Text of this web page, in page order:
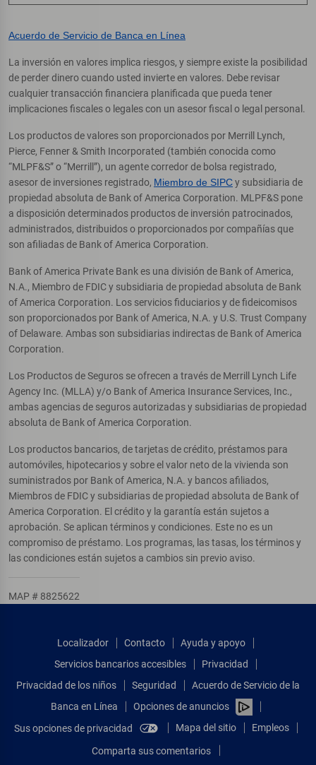
Acuerdo de Servicio de Banca en Línea
La inversión en valores implica riesgos, y siempre existe la posibilidad
de perder dinero cuando usted invierte en valores. Debe revisar
cualquier transacción financiera planificada que pueda tener
implicaciones fiscales o legales con un asesor fiscal o legal personal.
Los productos de valores son proporcionados por Merrill Lynch,
Pierce, Fenner & Smith Incorporated (también conocida como
“MLPF&S” o “Merrill”), un agente corredor de bolsa registrado,
asesor de inversiones registrado, Miembro de SIPCy subsidiaria de
propiedad absoluta de Bank of America Corporation. MLPF&S pone
a disposición determinados productos de inversión patrocinados,
administrados, distribuidos o proporcionados por compañías que
son afiliadas de Bank of America Corporation.
Bank of America Private Bank es una división de Bank of America,
N.A., Miembro de FDIC y subsidiaria de propiedad absoluta de Bank
of America Corporation. Los servicios fiduciarios y de fideicomisos
son proporcionados por Bank of America, N.A. y U.S. Trust Company
of Delaware. Ambas son subsidiarias indirectas de Bank of America
Corporation.
Los Productos de Seguros se ofrecen a través de Merrill Lynch Life
Agency Inc. (MLLA) y/o Bank of America Insurance Services, Inc.,
ambas agencias de seguros autorizadas y subsidiarias de propiedad
absoluta de Bank of America Corporation.
Los productos bancarios, de tarjetas de crédito, préstamos para
automóviles, hipotecarios y sobre el valor neto de la vivienda son
suministrados por Bank of America, N.A. y bancos afiliados,
Miembros de FDIC y subsidiarias de propiedad absoluta de Bank of
America Corporation. El crédito y la garantía están sujetos a
aprobación. Se aplican términos y condiciones. Este no es un
compromiso de préstamo. Los programas, las tasas, los términos y
las condiciones están sujetos a cambios sin previo aviso.
MAP # 8825622
Localizador Contacto
Ayuda y apoyo
Servicios bancarios accesibles
Privacidad
Privacidad de los niños
Seguridad
Acuerdo de Servicio de la
Banca en Línea
Opciones de anuncios
Sus opciones de privacidad
Mapa del sitio Empleos
Comparta sus comentarios